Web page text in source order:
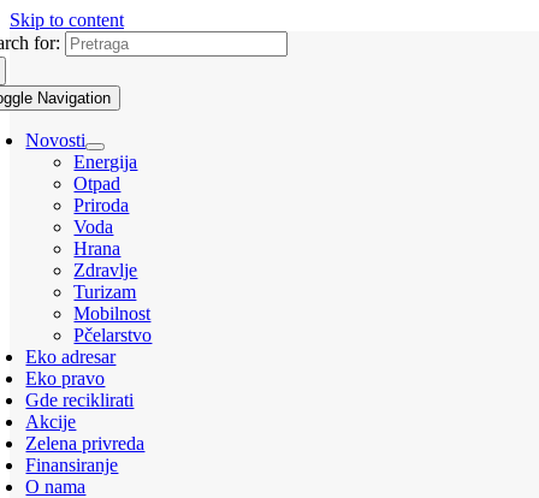
Skip to content
for:
Navigation
Novosti
Energija
Otpad
Priroda
Voda
Hrana
Zdravlje
Turizam
Mobilnost
Pčelarstvo
Eko adresar
Eko pravo
Gde reciklirati
Akcije
Zelena privreda
Finansiranje
O nama